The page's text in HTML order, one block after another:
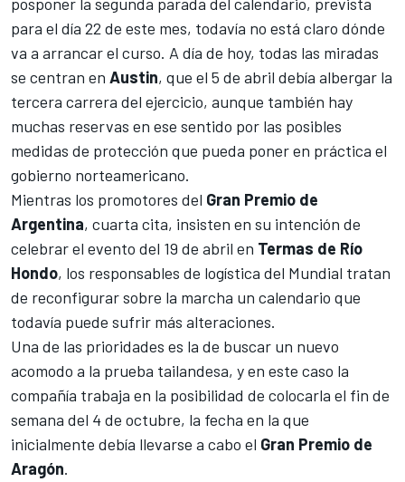
para el día 22 de este mes, todavía no está claro dónde
va a arrancar el curso. A día de hoy, todas las miradas
se centran en Austin, que el 5 de abril debía albergar la
tercera carrera del ejercicio, aunque también hay
muchas reservas en ese sentido por las posibles
medidas de protección que pueda poner en práctica el
gobierno norteamericano.
Mientras los promotores del Gran Premio de
Argentina, cuarta cita, insisten en su intención de
celebrar el evento del 19 de abril en Termas de Río
Hondo, los responsables de logística del Mundial tratan
de reconfigurar sobre la marcha un calendario que
todavía puede sufrir más alteraciones.
Una de las prioridades es la de buscar un nuevo
acomodo a la prueba tailandesa, y en este caso la
compañía trabaja en la posibilidad de colocarla el fin de
semana del 4 de octubre, la fecha en la que
inicialmente debía llevarse a cabo el Gran Premio de
Aragón.